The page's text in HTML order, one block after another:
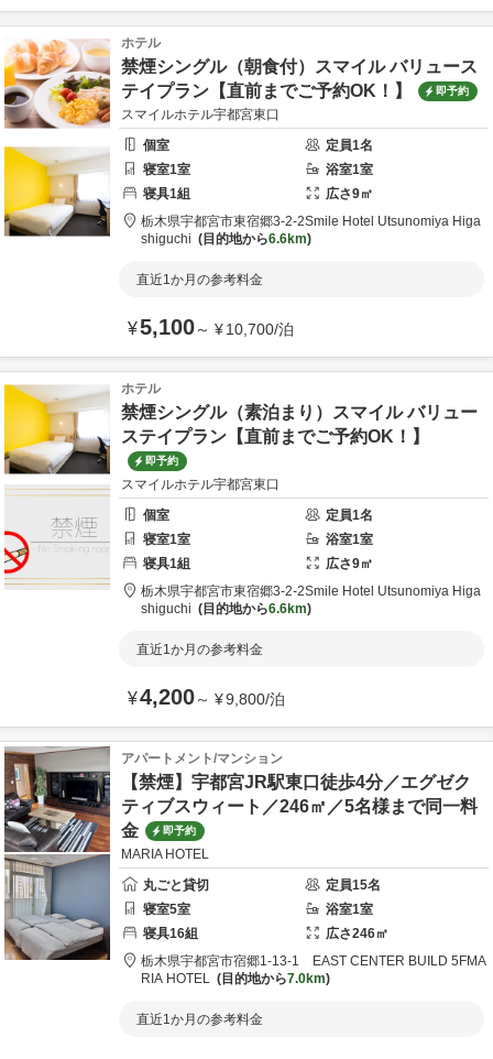
ホテル
禁煙シングル（朝食付）スマイル バリュース
テイプラン【直前までご予約OK！】
即予約
スマイルホテル宇都宮東口
個室
定員1名
寝室1室 浴室1室
寝具1組 広さ9㎡
栃木県宇都宮市東宿郷3-2-2Smile Hotel Utsunomiya Higa
shiguchi
目的地から6.6km
直近1か月の参考料金
¥5,100～ ¥10,700/泊
ホテル
禁煙シングル（素泊まり）スマイル バリュー
ステイプラン【直前までご予約OK！】
即予約
スマイルホテル宇都宮東口
個室
定員1名
寝室1室 浴室1室
寝具1組 広さ9㎡
栃木県宇都宮市東宿郷3-2-2Smile Hotel Utsunomiya Higa
shiguchi
目的地から6.6km
直近1か月の参考料金
¥4,200～ ¥9,800/泊
アパートメント/マンション
【禁煙】宇都宮JR駅東口徒歩4分／エグゼク
ティブスウィート／246㎡／5名様まで同一料
金
即予約
MARIA HOTEL
丸ごと貸切
定員15名
寝室5室 浴室1室
寝具16組 広さ246㎡
栃木県宇都宮市宿郷1-13-1 EAST CENTER BUILD 5FMA
RIA HOTEL
目的地から7.0km
直近1か月の参考料金